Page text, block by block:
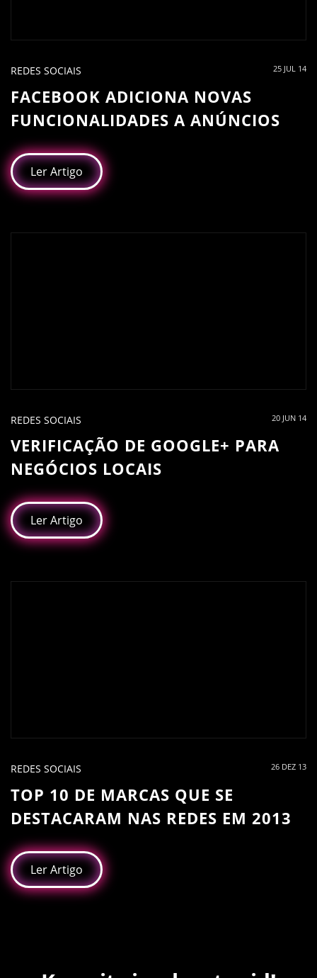
REDES SOCIAIS 25 JUL 14
FACEBOOK ADICIONA NOVAS
FUNCIONALIDADES A ANÚNCIOS
Ler Artigo
REDES SOCIAIS 20 JUN 14
VERIFICAÇÃO DE GOOGLE+ PARA
NEGÓCIOS LOCAIS
Ler Artigo
REDES SOCIAIS 26 DEZ 13
TOP 10 DE MARCAS QUE SE
DESTACARAM NAS REDES EM 2013
Ler Artigo